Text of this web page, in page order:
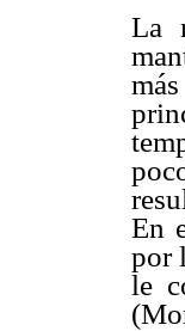
La
En
por
le